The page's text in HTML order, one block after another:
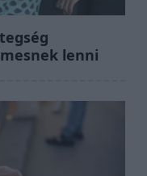
lenni